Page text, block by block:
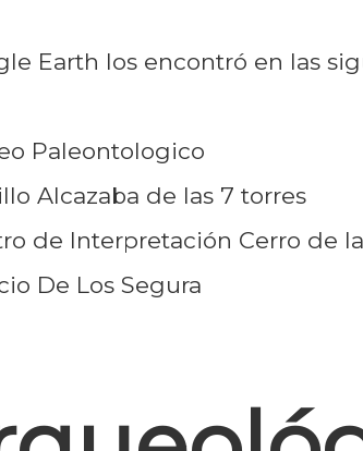
Earth los encontró en las
Paleontologico
Alcazaba de las 7 torres
de Interpretación Cerro de
De Los Segura